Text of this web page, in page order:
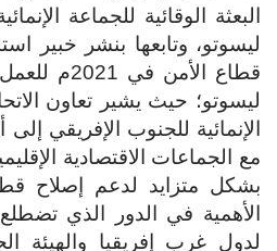
البعثة الوقائية للجماعة
ليسوتو، وتابعها بنشر خبير
قطاع الأمن
ليسوتو؛ حيث يشير تعاون
الإنمائية للجنوب الإفريقي
مع الجماعات الاقتصادية
بشكل متزايد لدعم إصلاح
الأهمية في الدور الذي تضطلع
لدول غرب إفريقيا والهيئة